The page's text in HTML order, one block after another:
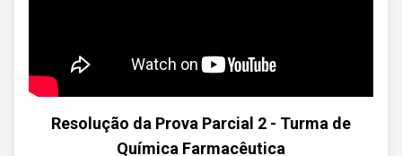
Resolução da Prova Parcial 2 - Turma de
Química Farmacêutica